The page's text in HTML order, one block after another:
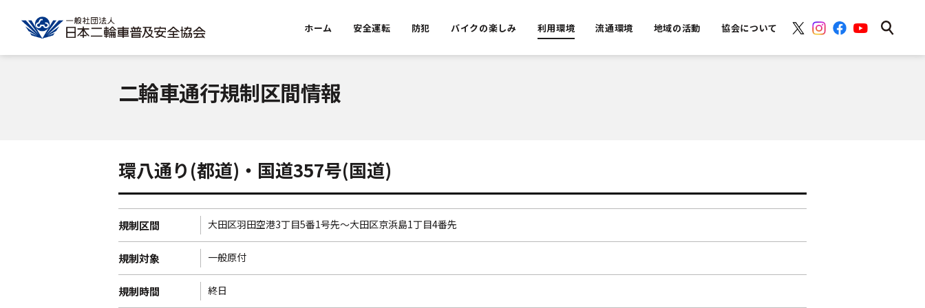
ホーム 安全運転 防犯 バイクの楽しみ 利用環境 流通環境 地域の活動 協会について
二輪車通行規制区間情報
環八通り(都道)・国道357号(国道)
規制区間 大田区羽田空港3丁目5番1号先～大田区京浜島1丁目4番先
規制対象 一般原付
規制時間 終日